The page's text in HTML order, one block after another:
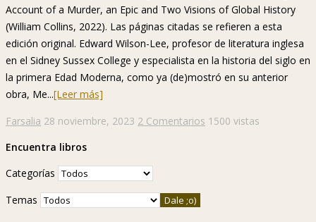
Account of a Murder, an Epic and Two Visions of Global History
(William Collins, 2022). Las páginas citadas se refieren a esta
edición original. Edward Wilson-Lee, profesor de literatura inglesa
en el Sidney Sussex College y especialista en la historia del siglo en
la primera Edad Moderna, como ya (de)mostró en su anterior
obra, Me...[Leer más]
Farsalia 28 noviembre, 2023 2 Comentarios 1500 vistas
Encuentra libros
Categorías
Temas